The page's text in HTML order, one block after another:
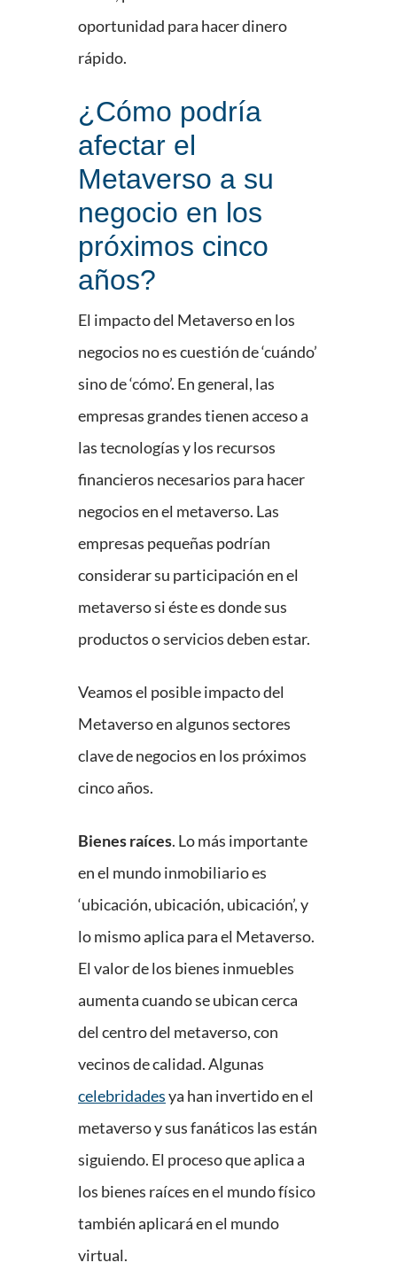
oportunidad para hacer dinero
rápido.
¿Cómo podría
afectar el
Metaverso a su
negocio en los
próximos cinco
años?
El impacto del Metaverso en los
negocios no es cuestión de ‘cuándo’
sino de ‘cómo’. En general, las
empresas grandes tienen acceso a
las tecnologías y los recursos
financieros necesarios para hacer
negocios en el metaverso. Las
empresas pequeñas podrían
considerar su participación en el
metaverso si éste es donde sus
productos o servicios deben estar.
Veamos el posible impacto del
Metaverso en algunos sectores
clave de negocios en los próximos
cinco años.
Bienes raíces. Lo más importante
en el mundo inmobiliario es
‘ubicación, ubicación, ubicación’, y
lo mismo aplica para el Metaverso.
El valor de los bienes inmuebles
aumenta cuando se ubican cerca
del centro del metaverso, con
vecinos de calidad. Algunas
celebridadesya han invertido en el
metaverso y sus fanáticos las están
siguiendo. El proceso que aplica a
los bienes raíces en el mundo físico
también aplicará en el mundo
virtual.